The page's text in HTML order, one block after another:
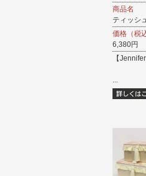
商品名
ティッシ
価格（税
6,380円
【
...